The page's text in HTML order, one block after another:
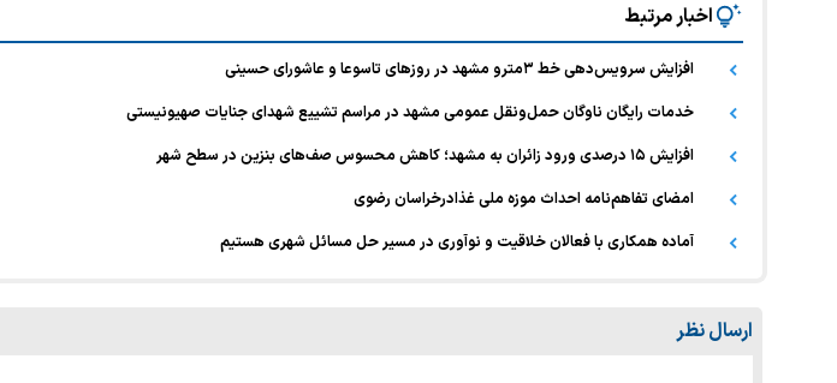
اخبار مرتبط
افزایش سرویس‌دهی خط ۳مترو مشهد در روزهای تاسوعا و عاشورای حسینی
خدمات رایگان ناوگان حمل‌ونقل عمومی مشهد در مراسم تشییع شهدای جنایات صهیونیستی
افزایش ۱۵ درصدی ورود زائران به مشهد؛ کاهش محسوس صف‌های بنزین در سطح شهر
امضای تفاهم‌نامه احداث موزه ملی غذادرخراسان رضوی
آماده همکاری با فعالان خلاقیت و نوآوری در مسیر حل مسائل شهری هستیم
ارسال نظر